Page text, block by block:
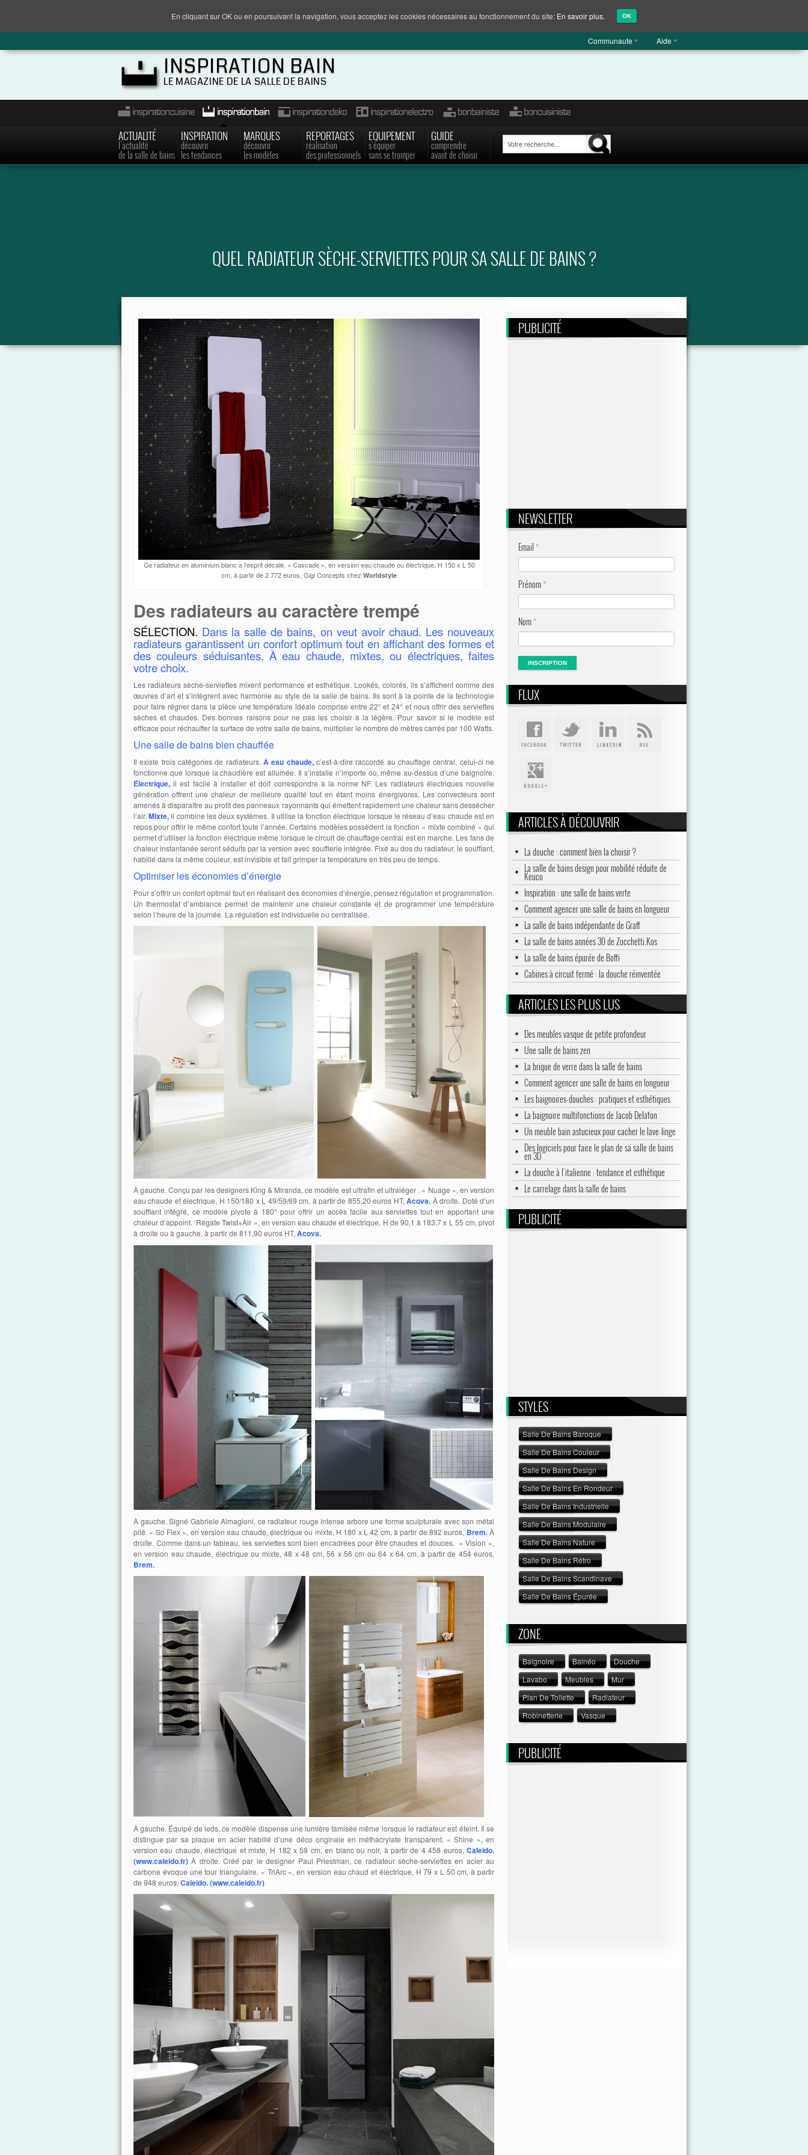
Communaute Aide
INSPIRATION BAIN
LE MAGAZINE DE LA SALLE DE BAINS
ACTUALITÉ
l'actualité
de la salle de bains
INSPIRATION
découvrir
les tendances
MARQUES
découvrir
les modèles
REPORTAGES
réalisation
des professionnels
EQUIPEMENT
s'équiper
sans se tromper
GUIDE
comprendre
avant de choisir
QUEL RADIATEUR SÈCHE-SERVIETTES POUR SA SALLE DE BAINS ?
Ce radiateur en aluminium blanc a l’esprit décalé. « Cascade », en version eau chaude ou électrique, H 150 x L 50
cm, à partir de 2 772 euros, Gigi Concepts chez Worldstyle
Des radiateurs au caractère trempé
SÉLECTION. Dans la salle de bains, on veut avoir chaud. Les nouveaux
radiateurs garantissent un confort optimum tout en affichant des formes et
des couleurs séduisantes. À eau chaude, mixtes, ou électriques, faites
votre choix.
Les radiateurs sèche-serviettes mixent performance et esthétique. Lookés, colorés, ils s’affichent comme des
œuvres d’art et s’intègrent avec harmonie au style de la salle de bains. Ils sont à la pointe de la technologie
pour faire régner dans la pièce une température idéale comprise entre 22° et 24° et nous offrir des serviettes
sèches et chaudes. Des bonnes raisons pour ne pas les choisir à la légère. Pour savoir si le modèle est
efficace pour réchauffer la surface de votre salle de bains, multiplier le nombre de mètres carrés par 100 Watts.
Une salle de bains bien chauffée
Il existe trois catégories de radiateurs. À eau chaude,c’est-à-dire raccordé au chauffage central, celui-ci ne
fonctionne que lorsque la chaudière est allumée. Il s’installe n’importe où, même au-dessus d’une baignoire.
Électrique, il est facile à installer et doit correspondre à la norme NF. Les radiateurs électriques nouvelle
génération offrent une chaleur de meilleure qualité tout en étant moins énergivores. Les convecteurs sont
amenés à disparaître au profit des panneaux rayonnants qui émettent rapidement une chaleur sans dessécher
l’air.Mixte,il combine les deux systèmes. Il utilise la fonction électrique lorsque le réseau d’eau chaude est en
repos pour offrir le même confort toute l’année. Certains modèles possèdent la fonction « mixte combiné » qui
permet d’utiliser la fonction électrique même lorsque le circuit de chauffage central est en marche. Les fans de
chaleur instantanée seront séduits par la version avec soufflerie intégrée. Fixé au dos du radiateur, le soufflant,
habillé dans la même couleur, est invisible et fait grimper la température en très peu de temps.
Optimiser les économies d’énergie
Pour s’offrir un confort optimal tout en réalisant des économies d’énergie, pensez régulation et programmation.
Un thermostat d’ambiance permet de maintenir une chaleur constante et de programmer une température
selon l’heure de la journée. La régulation est individuelle ou centralisée.
À gauche. Conçu par les designers King & Miranda, ce modèle est ultrafin et ultraléger . « Nuage », en version
eau chaude et électrique, H 150/180 x L 49/59/69 cm, à partir de 855,20 euros HT,Acova. À droite. Doté d’un
soufflant intégré, ce modèle pivote à 180° pour offrir un accès facile aux serviettes tout en apportant une
chaleur d’appoint. ‘Régate Twist+Air », en version eau chaude et électrique, H de 90,1 à 183,7 x L 55 cm, pivot
à droite ou à gauche, à partir de 811,90 euros HT, Acova.
À gauche. Signé Gabriele Almagioni, ce radiateur rouge intense arbore une forme sculpturale avec son métal
plié. « So Flex », en version eau chaude, électrique ou mixte, H 180 x L 42 cm, à partir de 892 euros, Brem.À
droite. Comme dans un tableau, les serviettes sont bien encadrées pour être chaudes et douces. » Vision »,
en version eau chaude, électrique ou mixte, 48 x 48 cm, 56 x 56 cm ou 64 x 64 cm, à partir de 454 euros,
Brem.
À gauche. Équipé de leds, ce modèle dispense une lumière tamisée même lorsque le radiateur est éteint. Il se
distingue par sa plaque en acier habillé d’une déco originale en méthacrylate transparent. « Shine », en
version eau chaude, électrique et mixte, H 182 x 59 cm, en blanc ou noir, à partir de 4 458 euros, Caleido.
(www.caleido.fr) À droite. Créé par le designer Paul Priestman, ce radiateur sèche-serviettes en acier au
carbone évoque une tour triangulaire. « TriArc », en version eau chaud et électrique, H 79 x L 50 cm, à partir
de 948 euros, Caleido. (www.caleido.fr)
PUBLICITÉ
NEWSLETTER
Email*
Prénom*
Nom*
FLUX
ARTICLES À DÉCOUVRIR
La douche : comment bien la choisir ?
La salle de bains design pour mobilité réduite de
Keuco
Inspiration : une salle de bains verte
Comment agencer une salle de bains en longueur
La salle de bains indépendante de Graff
La salle de bains années 30 de Zucchetti.Kos
La salle de bains épurée de Boffi
Cabines à circuit fermé : la douche réinventée
ARTICLES LES PLUS LUS
Des meubles vasque de petite profondeur
Une salle de bains zen
La brique de verre dans la salle de bains
Comment agencer une salle de bains en longueur
Les baignoires-douches : pratiques et esthétiques
La baignoire multifonctions de Jacob Delafon
Un meuble bain astucieux pour cacher le lave-linge
Des logiciels pour faire le plan de sa salle de bains
en 3D
La douche à l’italienne : tendance et esthétique
Le carrelage dans la salle de bains
PUBLICITÉ
STYLES
Salle De Bains Baroque
Salle De Bains Couleur
Salle De Bains Design
Salle De Bains En Rondeur
Salle De Bains Industrielle
Salle De Bains Modulaire
Salle De Bains Nature
Salle De Bains Rétro
Salle De Bains Scandinave
Salle De Bains Épurée
ZONE
Baignoire Balnéo
Douche
Lavabo
Meubles
Mur
Plan De Toilette
Radiateur
Robinetterie
Vasque
PUBLICITÉ
En cliquant sur OK ou en poursuivant la navigation, vous acceptez les cookies nécessaires au fonctionnement du site: En savoir plus. OK